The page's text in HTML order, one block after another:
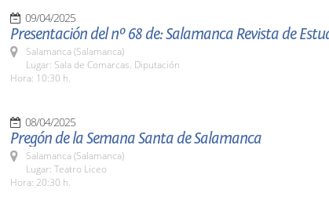
09/04/2025
Presentación del nº 68 de: Salamanca Revista de
Salamanca (Salamanca)
Lugar: Sala de Comarcas. Diputación
Hora: 10:30 h.
08/04/2025
Pregón de la Semana Santa de Salamanca
Salamanca (Salamanca)
Lugar: Teatro Liceo
Hora: 20:30 h.